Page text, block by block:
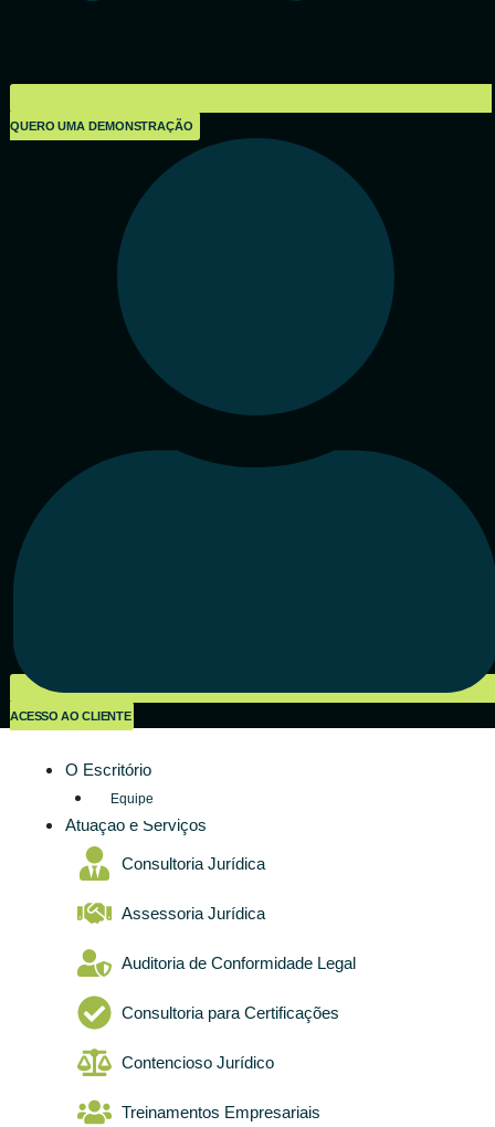
QUERO UMA DEMONSTRAÇÃO
ACESSO AO CLIENTE
O Escritório
Equipe
Atuação e Serviços
Consultoria Jurídica
Assessoria Jurídica
Auditoria de Conformidade Legal
Consultoria para Certificações
Contencioso Jurídico
Treinamentos Empresariais